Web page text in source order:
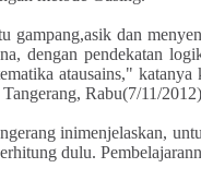
dan
dengan pendekatan
atausains," katanya
Rabu(7/11/
inimenjelaskan,
dulu.